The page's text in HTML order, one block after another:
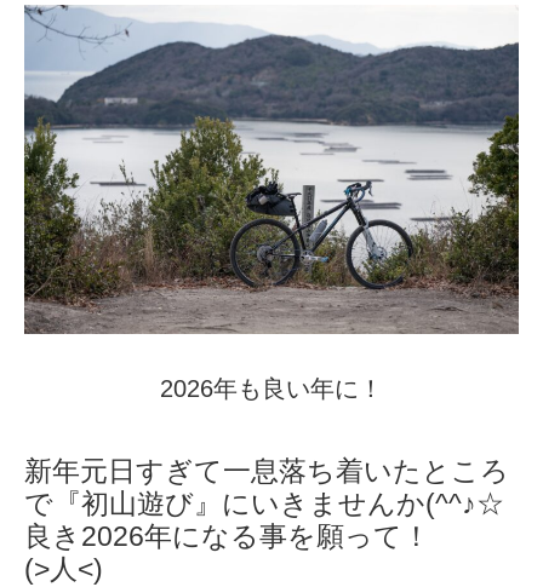
2026年も良い年に！
新年元日すぎて一息落ち着いたところ
で『初山遊び』にいきませんか(^^♪☆
良き2026年になる事を願って！
(>人<)